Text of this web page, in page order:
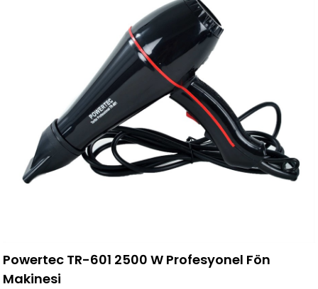
Powertec TR-601 2500 W Profesyonel Fön
Makinesi